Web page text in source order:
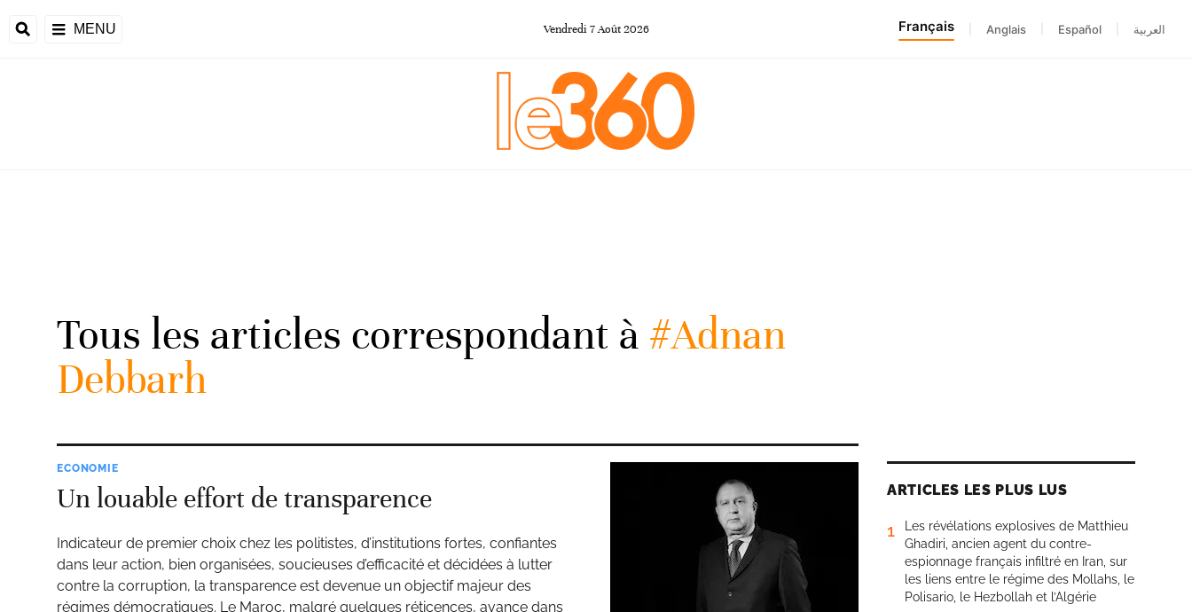
MENU Vendredi 7Août 2026 Français Anglais Español العربية
Tous les articles correspondant à #Adnan
Debbarh
ECONOMIE
Un louable effort de transparence
Indicateur de premier choix chez les politistes, d’institutions fortes, confiantes
dans leur action, bien organisées, soucieuses d’efficacité et décidées à lutter
contre la corruption, la transparence est devenue un objectif majeur des
régimes démocratiques. Le Maroc, malgré quelques réticences, avance dans
ARTICLES LES PLUS LUS
1
Les révélations explosives de Matthieu
Ghadiri, ancien agent du contre-
espionnage français infiltré en Iran, sur
les liens entre le régime des Mollahs, le
Polisario, le Hezbollah et l’Algérie